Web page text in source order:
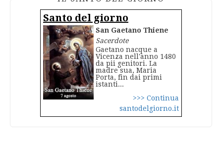
Santo del giorno
San Gaetano Thiene
Sacerdote
Gaetano nacque a
Vicenza nell'anno 1480
da pii genitori. La
madre sua, Maria
Porta, fin dai primi
istanti...
>>> Continua
santodelgiorno.it